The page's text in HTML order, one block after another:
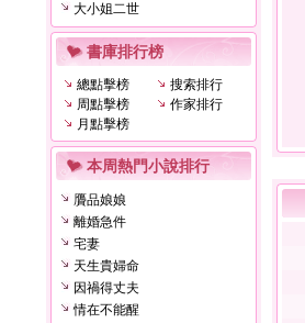
大小姐二世
書庫排行榜
總點擊榜
搜索排行
周點擊榜
作家排行
月點擊榜
本周熱門小說排行
贗品娘娘
離婚急件
宅妻
天生貴婦命
因禍得丈夫
情在不能醒